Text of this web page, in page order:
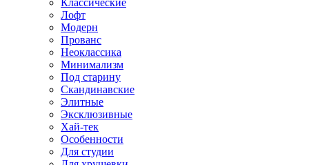
Классические
Лофт
Модерн
Прованс
Неоклассика
Минимализм
Под старину
Скандинавские
Элитные
Эксклюзивные
Хай-тек
Особенности
Для студии